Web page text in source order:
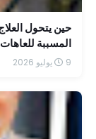
حين يتحول
المسببة
9 يوليو 2026